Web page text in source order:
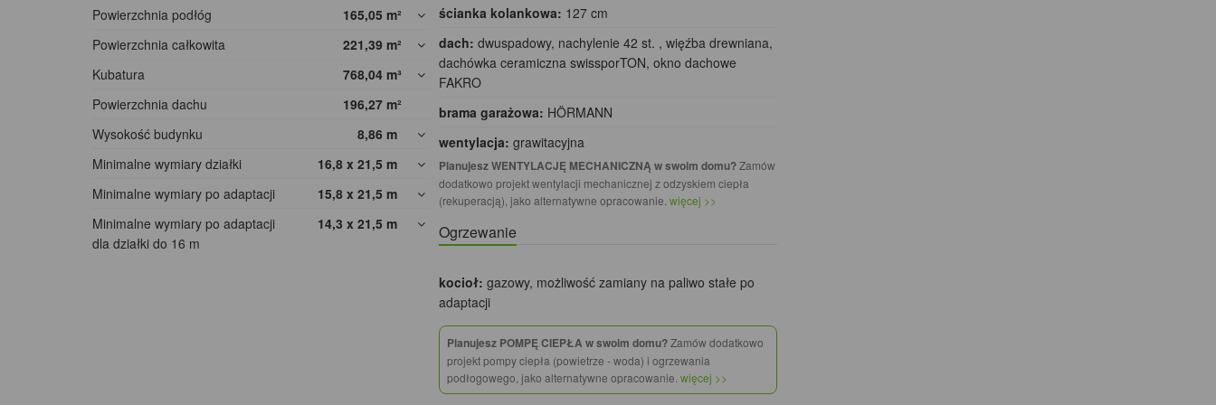
Powierzchnia podłóg 165,05 m²
Powierzchnia całkowita
221,39 m²
Kubatura
768,04 m³
Powierzchnia dachu
196,27 m²
Wysokość budynku
8,86 m
Minimalne wymiary działki
16,8 x 21,5 m
Minimalne wymiary po adaptacji
15,8 x 21,5 m
Minimalne wymiary po adaptacji
dla działki do 16 m
14,3 x 21,5 m
ścianka kolankowa: 127 cm
dach: dwuspadowy, nachylenie 42 st. , więźba drewniana,
dachówka ceramiczna swissporTON, okno dachowe
FAKRO
brama garażowa: HÖRMANN
wentylacja: grawitacyjna
Planujesz WENTYLACJĘ MECHANICZNĄ w swoim domu?Zamów
dodatkowo projekt wentylacji mechanicznej z odzyskiem ciepła
(rekuperacją), jako alternatywne opracowanie.więcej >>
Ogrzewanie
kocioł: gazowy, możliwość zamiany na paliwo stałe po
adaptacji
Planujesz POMPĘ CIEPŁA w swoim domu?Zamów dodatkowo
projekt pompy ciepła (powietrze - woda) i ogrzewania
podłogowego, jako alternatywne opracowanie.więcej >>